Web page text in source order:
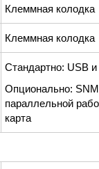
Клеммная колодка
Клеммная колодка
Стандартно: USB
Опционально:
параллельной
карта